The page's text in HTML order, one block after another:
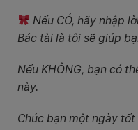
Nếu CÓ, hãy nhập
Bác tài là tôi sẽ giúp
Nếu KHÔNG, bạn có
này.
Chúc bạn một ngày tốt